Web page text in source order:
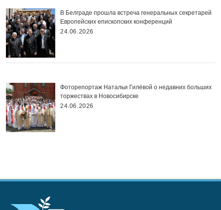
В Белграде прошла встреча генеральных секретарей
Европейских епископских конференций
24.06.2026
Фоторепортаж Натальи Гилёвой о недавних больших
торжествах в Новосибирске
24.06.2026